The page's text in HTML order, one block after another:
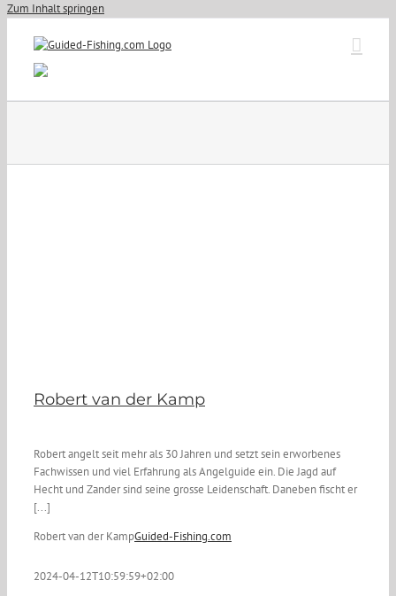
Zum Inhalt springen
Robert van der Kamp
Robert angelt seit mehr als 30 Jahren und setzt sein erworbenes
Fachwissen und viel Erfahrung als Angelguide ein. Die Jagd auf
Hecht und Zander sind seine grosse Leidenschaft. Daneben fischt er
[...]
Robert van der KampGuided-Fishing.com
2024-04-12T10:59:59+02:00